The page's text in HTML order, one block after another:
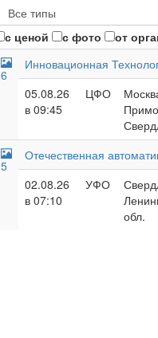
с ценой с фото от
6
Инновационная
05.08.26
в 09:45
ЦФО
5
Отечественная
02.08.26
в 07:10
УФО
обл.